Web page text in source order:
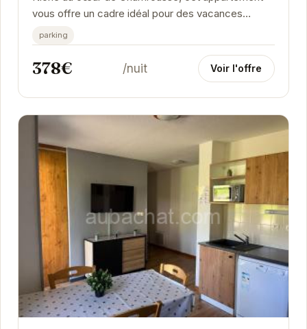
vous offre un cadre idéal pour des vacances
relaxantes. Son intérieur chaleureux et fonctionnel
vous...
parking
378€ /nuit Voir l'offre